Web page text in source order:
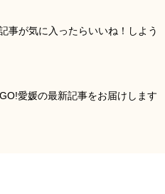
事が気に入ったらいいね！しよう
愛媛の最新記事をお届けします